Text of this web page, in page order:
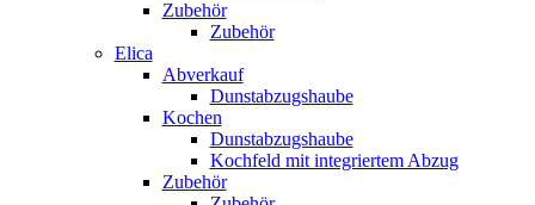
Zubehör
Zubehör
Elica
Abverkauf
Dunstabzugshaube
Kochen
Dunstabzugshaube
Kochfeld mit integriertem Abzug
Zubehör